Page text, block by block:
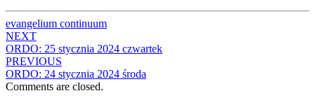
evangelium continuum
Post
navigation
NEXT
ORDO: 25 stycznia 2024 czwartek
PREVIOUS
ORDO: 24 stycznia 2024 środa
Comments are closed.